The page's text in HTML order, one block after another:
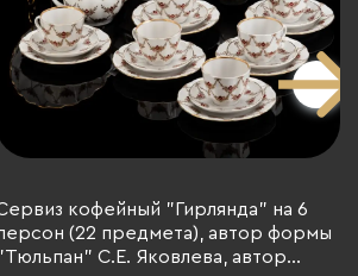
кофейный "Гирлянда" на 6
(22 предмета), автор формы
С.Е. Яковлева, автор